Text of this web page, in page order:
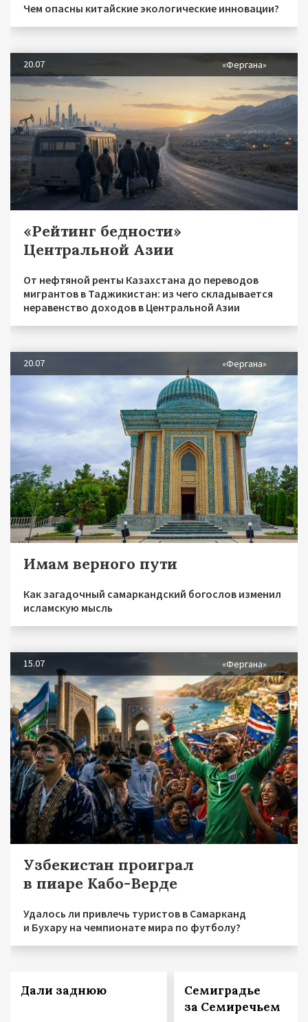
Чем опасны китайские экологические инновации?
20.07 «Фергана»
«Рейтинг бедности»
Центральной Азии
От нефтяной ренты Казахстана до переводов
мигрантов в Таджикистан: из чего складывается
неравенство доходов в Центральной Азии
20.07 «Фергана»
Имам верного пути
Как загадочный самаркандский богослов изменил
исламскую мысль
15.07 «Фергана»
Узбекистан проиграл
в пиаре Кабо-Верде
Удалось ли привлечь туристов в Самарканд
и Бухару на чемпионате мира по футболу?
Дали заднюю
Семиградье
за Семиречьем